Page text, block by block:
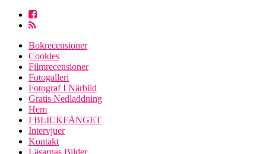
Bokrecensioner
Cookies
Filmrecensioner
Fotogalleri
Fotograf I Närbild
Gratis Nedladdning
Hem
I BLICKFÅNGET
Intervjuer
Kontakt
Läsarnas Bilder